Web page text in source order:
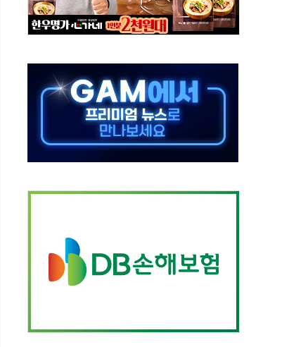
계·탄약 부족 현실화
우…강원 동해안 강한 비 이어져
남성 2명 숨져
게"…'결혼 페널티' 22개 과제 손본다
복…1명 사망·1명 실종
..."국제적 시민 연대로 목소리 내야"
대 나흘만에 숨진 채 발견
청래…제주 연설서 신경전 고조